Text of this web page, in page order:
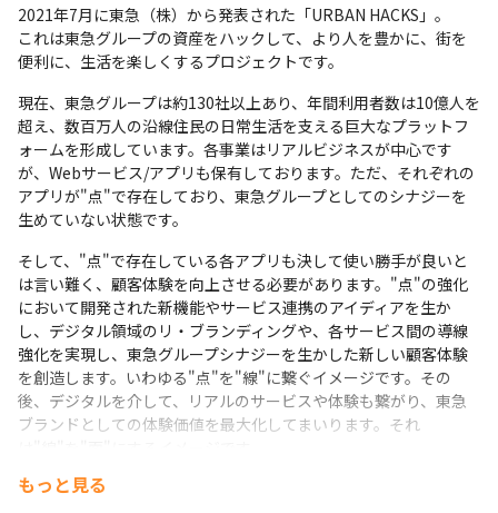
2021年7月に東急（株）から発表された「URBAN HACKS」。
これは東急グループの資産をハックして、より人を豊かに、街を
便利に、生活を楽しくするプロジェクトです。
現在、東急グループは約130社以上あり、年間利用者数は10億人を
超え、数百万人の沿線住民の日常生活を支える巨大なプラットフ
ォームを形成しています。各事業はリアルビジネスが中心です
が、Webサービス/アプリも保有しております。ただ、それぞれの
アプリが"点"で存在しており、東急グループとしてのシナジーを
生めていない状態です。
そして、"点"で存在している各アプリも決して使い勝手が良いと
は言い難く、顧客体験を向上させる必要があります。"点"の強化
において開発された新機能やサービス連携のアイディアを生か
し、デジタル領域のリ・ブランディングや、各サービス間の導線
強化を実現し、東急グループシナジーを生かした新しい顧客体験
を創造します。いわゆる"点"を"線"に繋ぐイメージです。その
後、デジタルを介して、リアルのサービスや体験も繋がり、東急
ブランドとしての体験価値を最大化してまいります。それ
私たちのビジョンは東急内だけでサービスを完結させることでは
もっと見る